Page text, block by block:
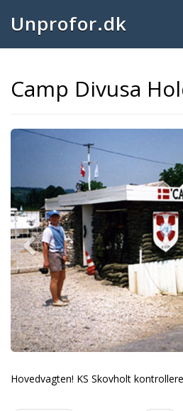
Unprofor.dk
Camp Divusa
Previous
Hovedvagten! KS Skovholt